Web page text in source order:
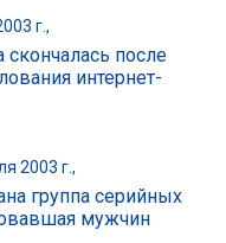
г.,
скончалась после
интернет-
2003 г.,
группа серийных
мужчин